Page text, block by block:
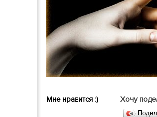
Мне нравится :) Хочу